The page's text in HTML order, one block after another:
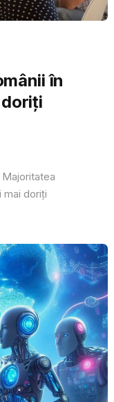
în
doriți
doriți